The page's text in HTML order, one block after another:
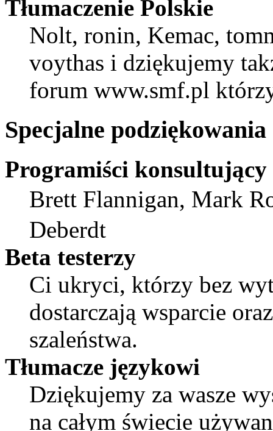
Tłumaczenie Polskie
Nolt, ronin, Kemac,
voythas i dziękujemy
forum www.smf.pl
Specjalne podziękowania
Programiści konsultujący
Brett Flannigan, Mark
Deberdt
Beta testerzy
Ci ukryci, którzy bez
dostarczają wsparcie
szaleństwa.
Tłumacze językowi
Dziękujemy za wasze
na całym świecie